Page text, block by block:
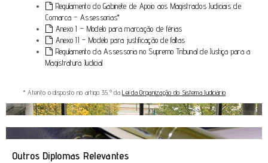
Regulamento do Gabinete de Apoio aos Magistrados Judiciais de
Comarca – Assessorias*
Anexo I – Modelo para marcação de férias
Anexo II – Modelo para justificação de faltas
Regulamento da Assessoria no Supremo Tribunal de Justiça para a
Magistratura Judicial
* Atento o disposto no artigo 35.º daLei da Organização do Sistema Judiciário
Outros Diplomas Relevantes